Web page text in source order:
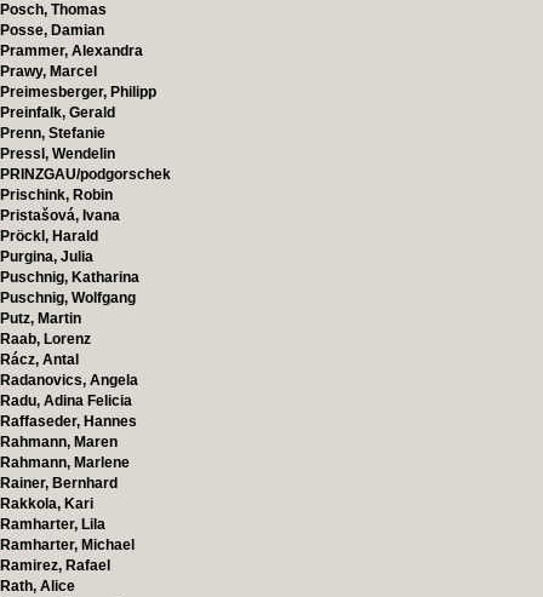
Posch, Thomas
Posse, Damian
Prammer, Alexandra
Prawy, Marcel
Preimesberger, Philipp
Preinfalk, Gerald
Prenn, Stefanie
Pressl, Wendelin
PRINZGAU/podgorschek
Prischink, Robin
Pristašová, Ivana
Pröckl, Harald
Purgina, Julia
Puschnig, Katharina
Puschnig, Wolfgang
Putz, Martin
Raab, Lorenz
Rácz, Antal
Radanovics, Angela
Radu, Adina Felicia
Raffaseder, Hannes
Rahmann, Maren
Rahmann, Marlene
Rainer, Bernhard
Rakkola, Kari
Ramharter, Lila
Ramharter, Michael
Ramirez, Rafael
Rath, Alice